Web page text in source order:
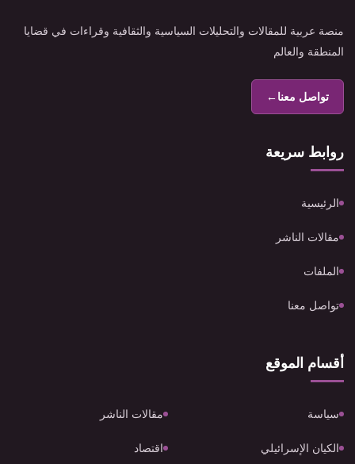
منصة عربية للمقالات والتحليلات السياسية والثقافية وقراءات في قضايا
المنطقة والعالم
تواصل معنا←
روابط سريعة
الرئيسية
مقالات الناشر
الملفات
تواصل معنا
أقسام الموقع
سياسة مقالات الناشر
الكيان الإسرائيلي اقتصاد